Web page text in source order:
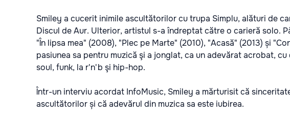
Smiley a cucerit inimile ascultătorilor cu trupa Simplu, alături de
Discul de Aur. Ulterior, artistul s-a îndreptat către o carieră solo.
"În lipsa mea" (2008), "Plec pe Marte" (2010), "Acasă" (2013) și
pasiunea sa pentru muzică şi a jonglat, ca un adevărat acrobat,
soul, funk, la r'n'b şi hip-hop.
Într-un interviu acordat InfoMusic, Smiley a mărturisit că
ascultătorilor și că adevărul din muzica sa este iubirea.